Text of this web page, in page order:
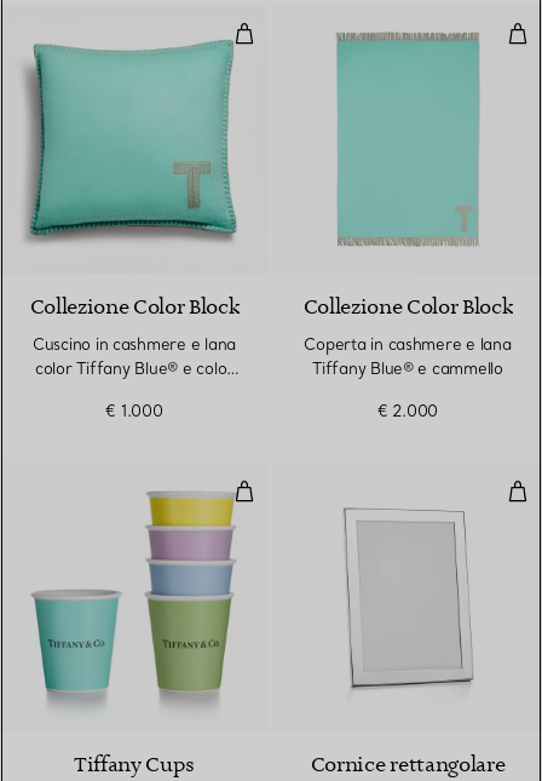
Cuscino in cashmere e lana
Collezione Color Block
Cuscino in cashmere e lana
color Tiffany Blue® e color
€ 1.000
Collezione Color Block
Coperta in cashmere e lana
Tiffany Blue® e cammello
€ 2.000
Tazze da caffè Tiffany in
Tiffany Cups Cornice rettangolare